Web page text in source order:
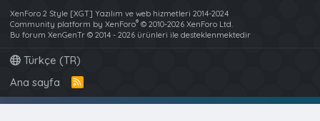
XenForo 2 Style [XGT] Yazılım ve web hizmetleri 2014-2024
Community platform by XenForo® © 2010-2026 XenForo Ltd.
Bu forum XenGenTr © 2014 - 2026 ürünleri ile desteklenmektedir
Türkçe (TR)
Ana sayfa
R
S